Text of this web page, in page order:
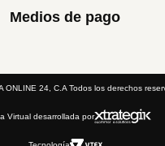
Medios de pago
ONLINE 24, C.A Todos los derechos
Virtual desarrollada por